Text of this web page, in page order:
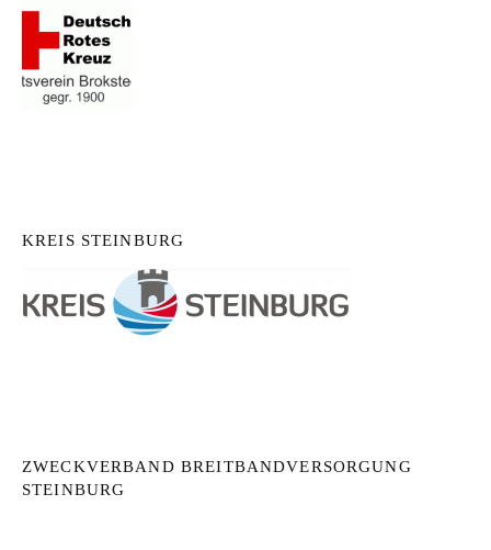
KREIS STEINBURG
ZWECKVERBAND BREITBANDVERSORGUNG
STEINBURG